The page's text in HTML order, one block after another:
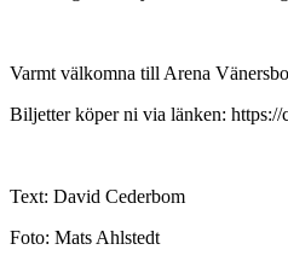
Varmt välkomna till Arena
Biljetter köper ni via länken:
Text: David Cederbom
Foto: Mats Ahlstedt